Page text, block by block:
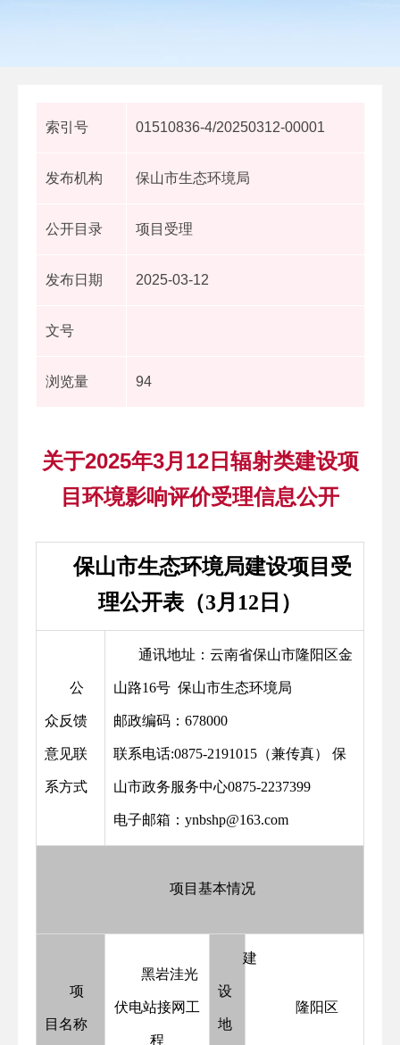
索引号 01510836-4/20250312-00001
发布机构 保山市生态环境局
公开目录 项目受理
发布日期 2025-03-12
文号
浏览量 94
关于2025年3月12日辐射类建设项
目环境影响评价受理信息公开
保山市生态环境局建设项目受
理公开表（3月12日）
公
众反馈
意见联
系方式
通讯地址：云南省保山市隆阳区金
山路16号 保山市生态环境局
邮政编码：678000
联系电话:0875-2191015（兼传真） 保
山市政务服务中心0875-2237399
电子邮箱：ynbshp@163.com
项目基本情况
项
目名称
黑岩洼光
伏电站接网工
程
建
设
地
隆阳区